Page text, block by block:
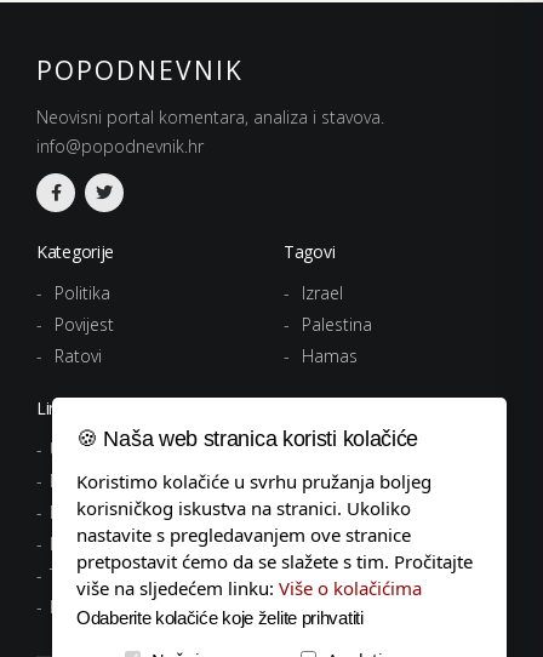
POPODNEVNIK
Neovisni portal komentara, analiza i stavova.
info@popodnevnik.hr
Kategorije
Politika
Povijest
Ratovi
Tagovi
Izrael
Palestina
Hamas
Linkovi
Uvjeti korištenja
Politika privatnosti
Pravila o kolačićima
Impressum
Tagovi
Kontakt
🍪 Naša web stranica koristi kolačiće
Koristimo kolačiće u svrhu pružanja boljeg
korisničkog iskustva na stranici. Ukoliko
nastavite s pregledavanjem ove stranice
pretpostavit ćemo da se slažete s tim. Pročitajte
više na sljedećem linku: Više o kolačićima
Odaberite kolačiće koje želite prihvatiti